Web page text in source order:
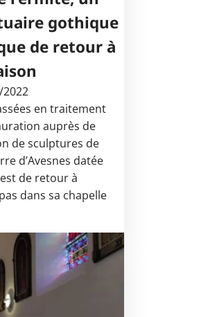
gothique
de retour à
en traitement
auprès de
de sculptures de
d’Avesnes datée
de retour à
dans sa chapelle